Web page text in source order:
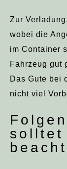
Zur
wobei die
im Container
Fahrzeug gut
Das Gute bei
nicht viel
solltet